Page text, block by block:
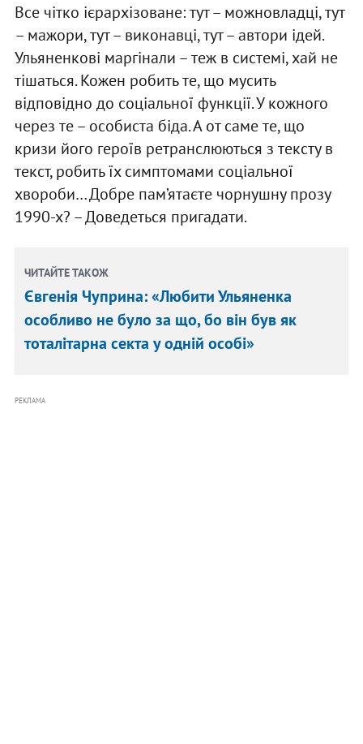
Все чітко ієрархізоване: тут – можновладці, тут
– мажори, тут – виконавці, тут – автори ідей.
Ульяненкові маргінали – теж в системі, хай не
тішаться. Кожен робить те, що мусить
відповідно до соціальної функції. У кожного
через те – особиста біда. А от саме те, що
кризи його героїв ретранслюються з тексту в
текст, робить їх симптомами соціальної
хвороби… Добре пам’ятаєте чорнушну прозу
1990-х? – Доведеться пригадати.
ЧИТАЙТЕ ТАКОЖ
Євгенія Чуприна: «Любити Ульяненка
особливо не було за що, бо він був як
тоталітарна секта у одній особі»
РЕКЛАМА